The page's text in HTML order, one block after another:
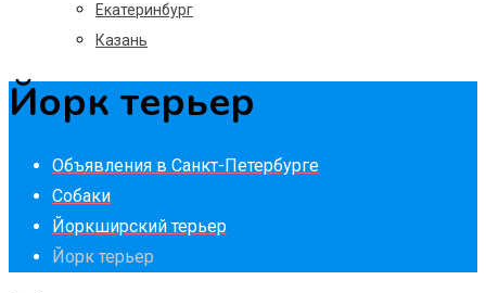
Екатеринбург
Казань
Йорк терьер
Объявления в Санкт-Петербурге
Собаки
Йоркширский терьер
Йорк терьер